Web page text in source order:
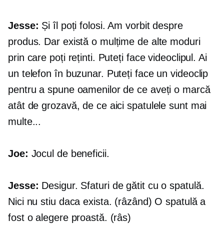
Jesse: Și îl poți folosi. Am vorbit despre
produs. Dar există o mulțime de alte moduri
prin care poți reținti. Puteți face videoclipul. Ai
un telefon în buzunar. Puteți face un videoclip
pentru a spune oamenilor de ce aveți o marcă
atât de grozavă, de ce aici spatulele sunt mai
multe...
Joe: Jocul de beneficii.
Jesse: Desigur. Sfaturi de gătit cu o spatulă.
Nici nu stiu daca exista. (râzând) O spatulă a
fost o alegere proastă. (râs)